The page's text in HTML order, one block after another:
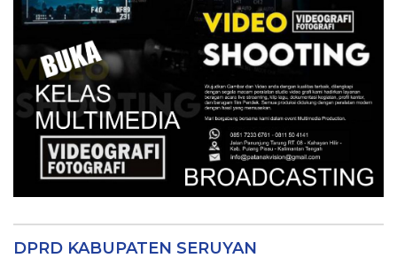
DPRD KABUPATEN SERUYAN